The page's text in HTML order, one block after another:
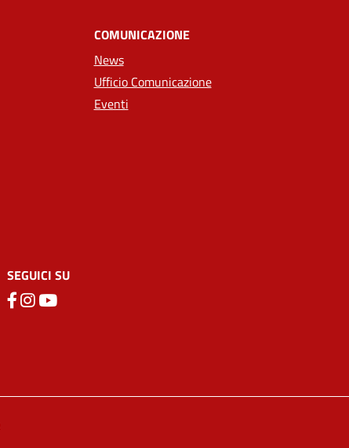
COMUNICAZIONE
News
Ufficio Comunicazione
Eventi
SEGUICI SU